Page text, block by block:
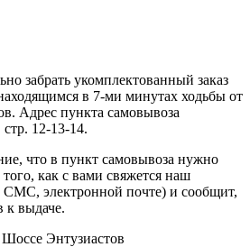
забрать укомплектованный заказ
в 7-ми минутах ходьбы от
Адрес пункта самовывоза
12-13-14.
что в пункт самовывоза нужно
как с вами свяжется наш
СМС, электронной почте) и сообщит,
к выдаче.
Энтузиастов